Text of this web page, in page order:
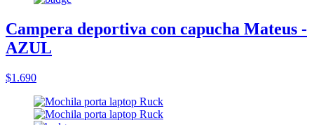
Campera deportiva con capucha Mateus -
AZUL
$1.690